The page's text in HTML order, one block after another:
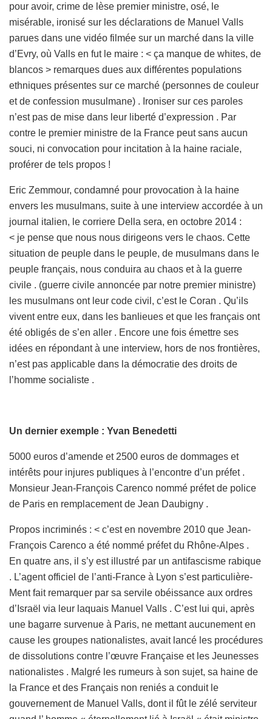
pour avoir, crime de lèse premier ministre, osé, le
misérable, ironisé sur les déclarations de Manuel Valls
parues dans une vidéo filmée sur un marché dans la ville
d’Evry, où Valls en fut le maire : < ça manque de whites, de
blancos > remarques dues aux différentes populations
ethniques présentes sur ce marché (personnes de couleur
et de confession musulmane) . Ironiser sur ces paroles
n’est pas de mise dans leur liberté d’expression . Par
contre le premier ministre de la France peut sans aucun
souci, ni convocation pour incitation à la haine raciale,
proférer de tels propos !
Eric Zemmour, condamné pour provocation à la haine
envers les musulmans, suite à une interview accordée à un
journal italien, le corriere Della sera, en octobre 2014 :
< je pense que nous nous dirigeons vers le chaos. Cette
situation de peuple dans le peuple, de musulmans dans le
peuple français, nous conduira au chaos et à la guerre
civile . (guerre civile annoncée par notre premier ministre)
les musulmans ont leur code civil, c’est le Coran . Qu’ils
vivent entre eux, dans les banlieues et que les français ont
été obligés de s’en aller . Encore une fois émettre ses
idées en répondant à une interview, hors de nos frontières,
n’est pas applicable dans la démocratie des droits de
l’homme socialiste .
Un dernier exemple : Yvan Benedetti
5000 euros d’amende et 2500 euros de dommages et
intérêts pour injures publiques à l’encontre d’un préfet .
Monsieur Jean-François Carenco nommé préfet de police
de Paris en remplacement de Jean Daubigny .
Propos incriminés : < c’est en novembre 2010 que Jean-
François Carenco a été nommé préfet du Rhône-Alpes .
En quatre ans, il s’y est illustré par un antifascisme rabique
. L’agent officiel de l’anti-France à Lyon s’est particulière-
Ment fait remarquer par sa servile obéissance aux ordres
d’Israël via leur laquais Manuel Valls . C’est lui qui, après
une bagarre survenue à Paris, ne mettant aucunement en
cause les groupes nationalistes, avait lancé les procédures
de dissolutions contre l’œuvre Française et les Jeunesses
nationalistes . Malgré les rumeurs à son sujet, sa haine de
la France et des Français non reniés a conduit le
gouvernement de Manuel Valls, dont il fût le zélé serviteur